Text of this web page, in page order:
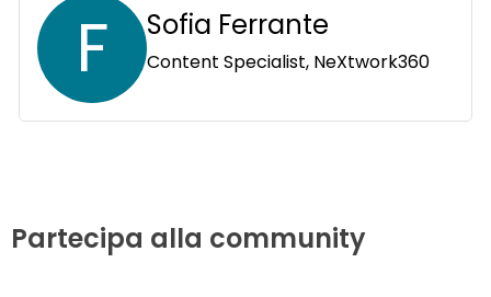
F Sofia Ferrante
Content Specialist, NeXtwork360
Partecipa alla community